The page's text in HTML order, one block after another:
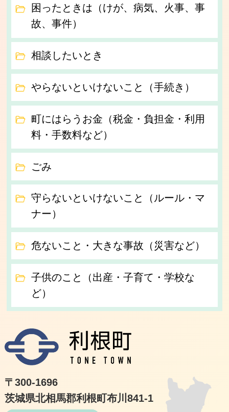
困ったときは（けが、病気、火事、事
故、事件）
相談したいとき
やらないといけないこと（手続き）
町にはらうお金（税金・負担金・利用
料・手数料など）
ごみ
守らないといけないこと（ルール・マ
ナー）
危ないこと・大きな事故（災害など）
子供のこと（出産・子育て・学校な
ど）
〒300-1696
茨城県北相馬郡利根町布川841-1